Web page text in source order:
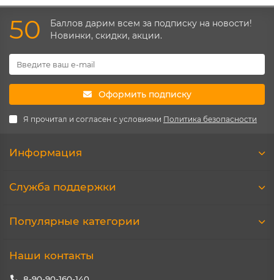
50
Баллов дарим всем за подписку на новости!
Новинки, скидки, акции.
Оформить подписку
Я прочитал и согласен с условиями Политика безопасности
Информация
Служба поддержки
Популярные категории
Наши контакты